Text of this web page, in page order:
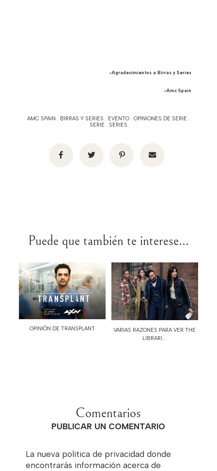
-Agradecimientos a Birras y Series
-Amc Spain
AMC SPAIN . BIRRAS Y SERIES . EVENTO. OPINIONES DE SERIE .
SERIE . SERIES
Puede que también te interese...
OPINIÓN DE TRANSPLANT
VARIAS RAZONES PARA VER THE
LIBRARI...
Comentarios
PUBLICAR UN COMENTARIO
La nueva politica de privacidad donde
encontrarás información acerca de